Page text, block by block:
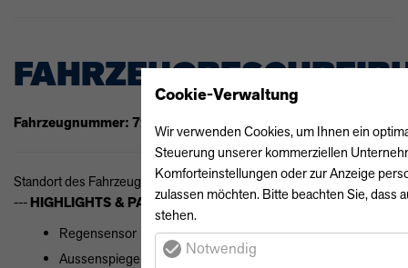
Fahrzeugnummer: 72010
Standort des Fahrzeuges: Filiale Wilhelmshaven Tel 04421 / 75640-
--- HIGHLIGHTS & PAKETE
Regensensor
Aussenspiegel el. verstellbar
Cookie-Verwaltung
Wir verwenden Cookies, um Ihnen ein
Steuerung unserer kommerziellen
Komforteinstellungen oder zur Anzeige
zulassen möchten. Bitte beachten Sie, dass
stehen.
Notwendig